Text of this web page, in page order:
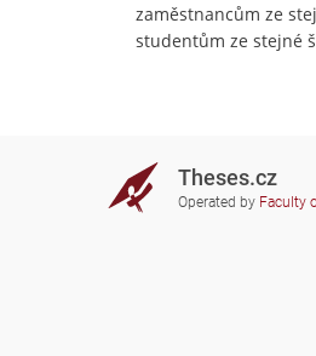
zaměstnancům ze
studentům ze stejné
Theses.cz
Operated by Faculty